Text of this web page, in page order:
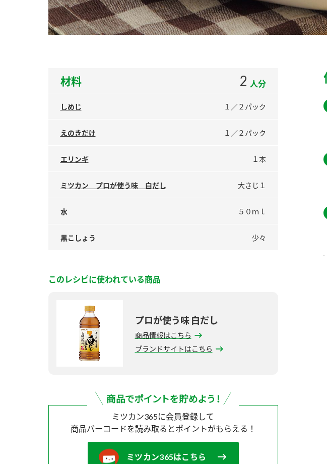
材料 2 人分
しめじ １／２パック
えのきだけ １／２パック
エリンギ １本
ミツカン プロが使う味 白だし 大さじ１
水 ５０ｍｌ
黒こしょう 少々
このレシピに使われている商品
プロが使う味 白だし
商品情報はこちら
ブランドサイトはこちら
ミツカン365に会員登録して
商品バーコードを読み取ると ポイントがもらえる！
ミツカン365はこちら